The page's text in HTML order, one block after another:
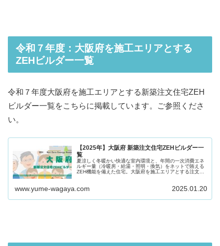
令和７年度：大阪府を施工エリアとする
ZEHビルダー一覧
令和７年度大阪府を施工エリアとする新築注文住宅ZEH
ビルダー一覧をこちらに掲載しています。ご参照くださ
い。
【2025年】大阪府 新築注文住宅ZEHビルダー一
覧
夏涼しく冬暖かい快適な室内環境と、年間の一次消費エネ
ルギー量（冷暖房・給湯・照明・換気）をネットで賄える
ZEH機能を備えた住宅。大阪府を施工エリアとする注文住
www.yume-wagaya.com 2025.01.20